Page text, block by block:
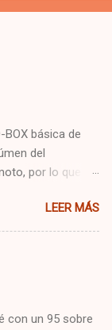
básica de
del
por lo que
los canales,
puse a buscar
: Presionar
sin soltar la
por si alguien
LEER MÁS
con un 95 sobre